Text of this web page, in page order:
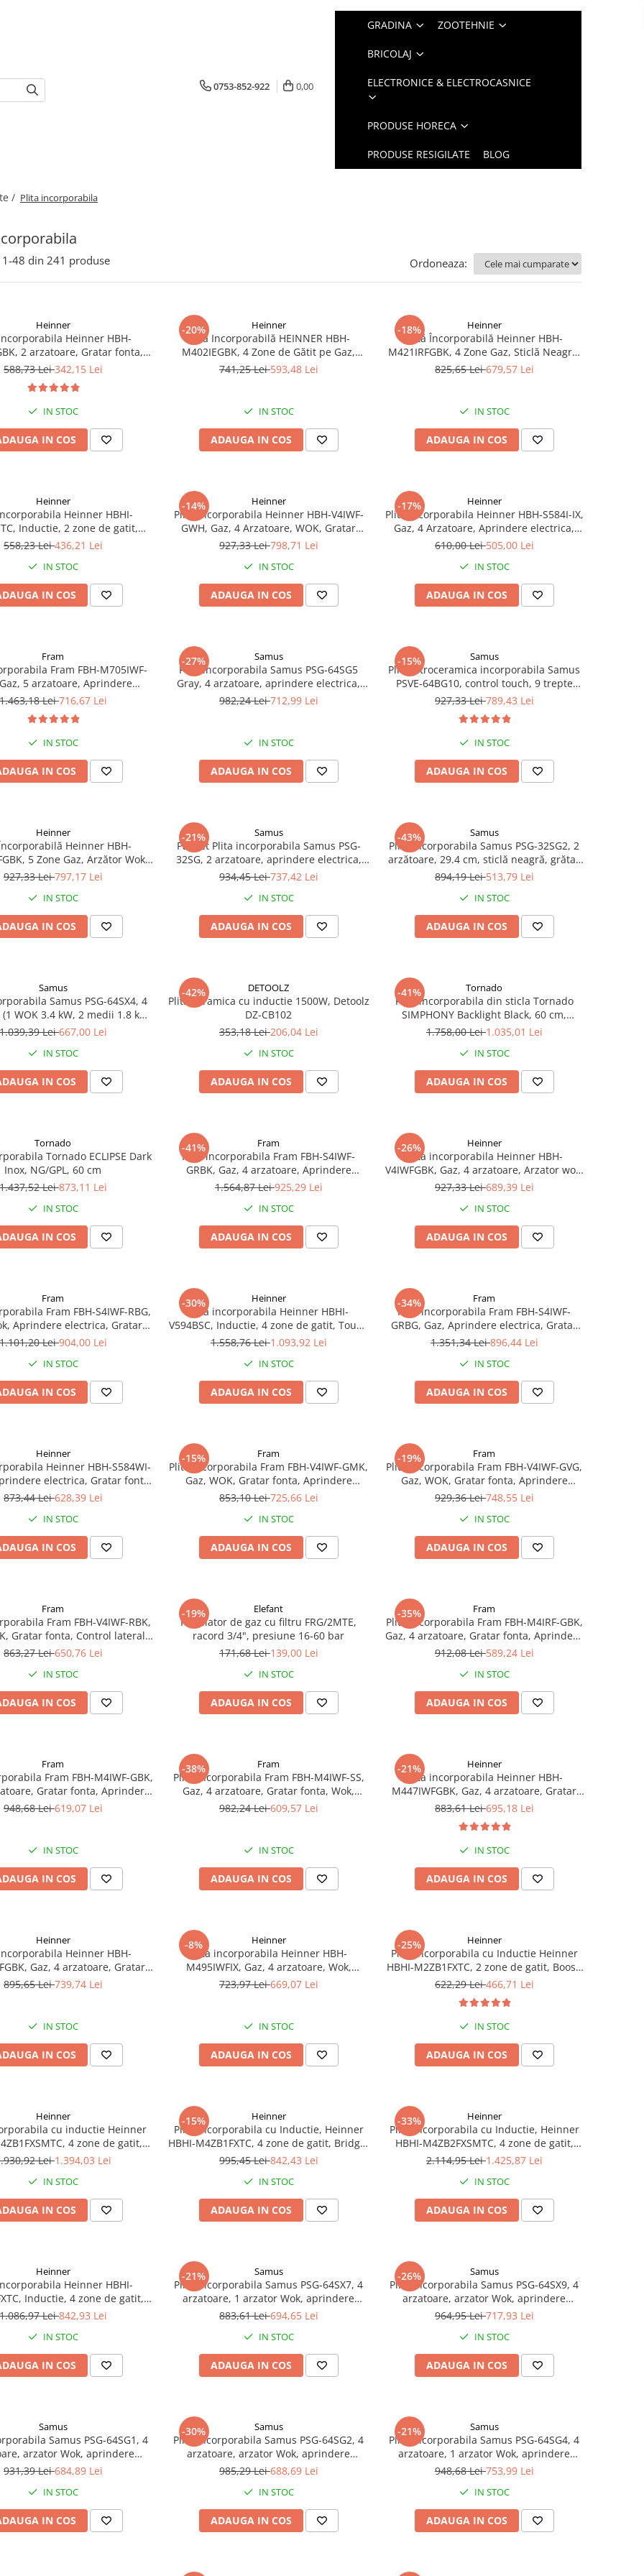
0753-852-922 0,00
GRADINA ZOOTEHNIE
BRICOLAJ
ELECTRONICE & ELECTROCASNICE
PRODUSE HORECA
PRODUSE RESIGILATE BLOG
/ Plita incorporabila
1-48 din 241 produse Ordoneaza:
Heinner
Heinner HBH-
2 arzatoare, Gratar fonta,
electrica, Dispozitiv de
588,73 Lei342,15 Lei
IN STOC
IN COS
-20% Heinner
Plită Incorporabilă HEINNER HBH-
M402IEGBK, 4 Zone de Gătit pe Gaz,
Sticlă Neagră, Protecție împotriva
741,25 Lei593,48 Lei
IN STOC
ADAUGA IN COS
-18% Heinner
Plită Încorporabilă Heinner HBH-
M421IRFGBK, 4 Zone Gaz, Sticlă Neagră,
Grătare Fontă, Siguranță Avansată
825,65 Lei679,57 Lei
IN STOC
ADAUGA IN COS
Heinner
Heinner HBHI-
Inductie, 2 zone de gatit,
touch, Timer, Protectie
558,23 Lei436,21 Lei
IN STOC
IN COS
-14% Heinner
Plita incorporabila Heinner HBH-V4IWF-
GWH, Gaz, 4 Arzatoare, WOK, Gratar
fonta, Aprindere electrica, Dsipozitiv de
927,33 Lei798,71 Lei
IN STOC
ADAUGA IN COS
-17% Heinner
Plita incorporabila Heinner HBH-S584I-IX,
Gaz, 4 Arzatoare, Aprindere electrica,
Inox
610,00 Lei505,00 Lei
IN STOC
ADAUGA IN COS
Fram
Fram FBH-M705IWF-
5 arzatoare, Aprindere
Dispozitiv de siguranta, 75 cm,
1.463,18 Lei716,67 Lei
IN STOC
IN COS
-27% Samus
Plita incorporabila Samus PSG-64SG5
Gray, 4 arzatoare, aprindere electrica,
dispozitiv siguranta arzatoare, gratare
982,24 Lei712,99 Lei
IN STOC
ADAUGA IN COS
-15% Samus
Plita vitroceramica incorporabila Samus
PSVE-64BG10, control touch, 9 trepte
putere, indicator caldura reziduala,
927,33 Lei789,43 Lei
IN STOC
ADAUGA IN COS
Heinner
Heinner HBH-
5 Zone Gaz, Arzător Wok,
Grătare Fontă, Siguranță
927,33 Lei797,17 Lei
IN STOC
IN COS
-21% Samus
Pachet Plita incorporabila Samus PSG-
32SG, 2 arzatoare, aprindere electrica,
dispozitiv siguranta arzatoare + Butelie
Coliere
934,45 Lei737,42 Lei
IN STOC
ADAUGA IN COS
-43% Samus
Plita incorporabila Samus PSG-32SG2, 2
arzătoare, 29.4 cm, sticlă neagră, grătar
fontă, aprindere electrică, panou frontal
894,19 Lei513,79 Lei
IN STOC
ADAUGA IN COS
Samus
Samus PSG-64SX4, 4
WOK 3.4 kW, 2 medii 1.8 kW,
kW), gratar fontă, aprindere
1.039,39 Lei667,00 Lei
IN STOC
IN COS
-42% DETOOLZ
Plita ceramica cu inductie 1500W, Detoolz
DZ-CB102
353,18 Lei206,04 Lei
IN STOC
ADAUGA IN COS
-41% Tornado
Plita incorporabila din sticla Tornado
SIMPHONY Backlight Black, 60 cm,
NG/GPL
1.758,00 Lei1.035,01 Lei
IN STOC
ADAUGA IN COS
Tornado
Tornado ECLIPSE Dark
Inox, NG/GPL, 60 cm
1.437,52 Lei873,11 Lei
IN STOC
IN COS
-41% Fram
Plita incorporabila Fram FBH-S4IWF-
GRBK, Gaz, 4 arzatoare, Aprindere
electrica, Gratar fonta, Duze GPL incluse,
1.564,87 Lei925,29 Lei
IN STOC
ADAUGA IN COS
-26% Heinner
Plita incorporabila Heinner HBH-
V4IWFGBK, Gaz, 4 arzatoare, Arzator wok,
Aprindere electrica integrata, Gratar
927,33 Lei689,39 Lei
IN STOC
ADAUGA IN COS
Fram
Fram FBH-S4IWF-RBG,
Aprindere electrica, Gratar
GPL incluse, 60 cm, Bej
1.101,20 Lei904,00 Lei
IN STOC
IN COS
-30% Heinner
Plita incorporabila Heinner HBHI-
V594BSC, Inductie, 4 zone de gatit, Touch
control, Boost 4 zone, 60 cm, Sticla
1.558,76 Lei1.093,92 Lei
IN STOC
ADAUGA IN COS
-34% Fram
Plita incorporabila Fram FBH-S4IWF-
GRBG, Gaz, Aprindere electrica, Gratar
fonta, Duze GPL incluse, 60 cm, Sticla bej
1.351,34 Lei896,44 Lei
IN STOC
ADAUGA IN COS
Heinner
Heinner HBH-S584WI-
electrica, Gratar fonta,
WOK, Inox
873,44 Lei628,39 Lei
IN STOC
IN COS
-15% Fram
Plita incorporabila Fram FBH-V4IWF-GMK,
Gaz, WOK, Gratar fonta, Aprindere
electrica, Dsipozitiv de siguranta, Sticla
853,10 Lei725,66 Lei
IN STOC
ADAUGA IN COS
-19% Fram
Plita incorporabila Fram FBH-V4IWF-GVG,
Gaz, WOK, Gratar fonta, Aprindere
electrica, Dsipozitiv de siguranta, Sticla
929,36 Lei748,55 Lei
IN STOC
ADAUGA IN COS
Fram
Fram FBH-V4IWF-RBK,
Gratar fonta, Control lateral,
electrica, Dispozitiv de
863,27 Lei650,76 Lei
IN STOC
IN COS
-19% Elefant
Regulator de gaz cu filtru FRG/2MTE,
racord 3/4", presiune 16-60 bar
171,68 Lei139,00 Lei
IN STOC
ADAUGA IN COS
-35% Fram
Plita incorporabila Fram FBH-M4IRF-GBK,
Gaz, 4 arzatoare, Gratar fonta, Aprindere
electrica, Dispozitiv de siguranta, 60 cm,
912,08 Lei589,24 Lei
IN STOC
ADAUGA IN COS
Fram
Fram FBH-M4IWF-GBK,
Gratar fonta, Aprindere,
de siguranta, 60 cm, Neagra
948,68 Lei619,07 Lei
IN STOC
IN COS
-38% Fram
Plita incorporabila Fram FBH-M4IWF-SS,
Gaz, 4 arzatoare, Gratar fonta, Wok,
Aprindere electrica, Dispozitiv de
982,24 Lei609,57 Lei
IN STOC
ADAUGA IN COS
-21% Heinner
Plita incorporabila Heinner HBH-
M447IWFGBK, Gaz, 4 arzatoare, Gratar
fonta, Wok, Aprindere electrica,
incluse, Sticla neagra
883,61 Lei695,18 Lei
IN STOC
ADAUGA IN COS
Heinner
Heinner HBH-
Gaz, 4 arzatoare, Gratar
Duze GPL incluse,
895,65 Lei739,74 Lei
IN STOC
IN COS
-8% Heinner
Plita incorporabila Heinner HBH-
M495IWFIX, Gaz, 4 arzatoare, Wok,
Aprindere, Dispozitiv de siguranta, 60
723,97 Lei669,07 Lei
IN STOC
ADAUGA IN COS
-25% Heinner
Plita incorporabila cu Inductie Heinner
HBHI-M2ZB1FXTC, 2 zone de gatit, Boost,
Control touch, Timer, Protectie copii, 30
622,29 Lei466,71 Lei
IN STOC
ADAUGA IN COS
Heinner
cu inductie Heinner
4 zone de gatit,
Slim, Control touch, Timer,
Lei1.394,03 Lei
IN STOC
IN COS
-15% Heinner
Plita incorporabila cu Inductie, Heinner
HBHI-M4ZB1FXTC, 4 zone de gatit, Bridge,
Boost, Control touch, Timer, Protectie
995,45 Lei842,43 Lei
IN STOC
ADAUGA IN COS
-33% Heinner
Plita incorporabila cu Inductie, Heinner
HBHI-M4ZB2FXSMTC, 4 zone de gatit,
Bridge, Boost, Slim, Control touch, Timer,
reziduala, 60 cm, Negru
2.114,95 Lei1.425,87 Lei
IN STOC
ADAUGA IN COS
Heinner
Heinner HBHI-
Inductie, 4 zone de gatit,
Boost, Control touch, Timer,
reziduala, 60 cm, Negru
1.086,97 Lei842,93 Lei
IN STOC
IN COS
-21% Samus
Plita incorporabila Samus PSG-64SX7, 4
arzatoare, 1 arzator Wok, aprindere
electrica, sistem siguranta la arzatoare,
883,61 Lei694,65 Lei
IN STOC
ADAUGA IN COS
-26% Samus
Plita incorporabila Samus PSG-64SX9, 4
arzatoare, arzator Wok, aprindere
electrica, dispozitiv siguranta arzatoare,
Argintie
964,95 Lei717,93 Lei
IN STOC
ADAUGA IN COS
Samus
Samus PSG-64SG1, 4
arzator Wok, aprindere
dispozitiv siguranta arzatoare,
931,39 Lei684,89 Lei
IN STOC
IN COS
-30% Samus
Plita incorporabila Samus PSG-64SG2, 4
arzatoare, arzator Wok, aprindere
electrica, dispozitiv siguranta arzatoare,
985,29 Lei688,69 Lei
IN STOC
ADAUGA IN COS
-21% Samus
Plita incorporabila Samus PSG-64SG4, 4
arzatoare, 1 arzator Wok, aprindere
electrica, sistem siguranta la arzatoare,
948,68 Lei753,99 Lei
IN STOC
ADAUGA IN COS